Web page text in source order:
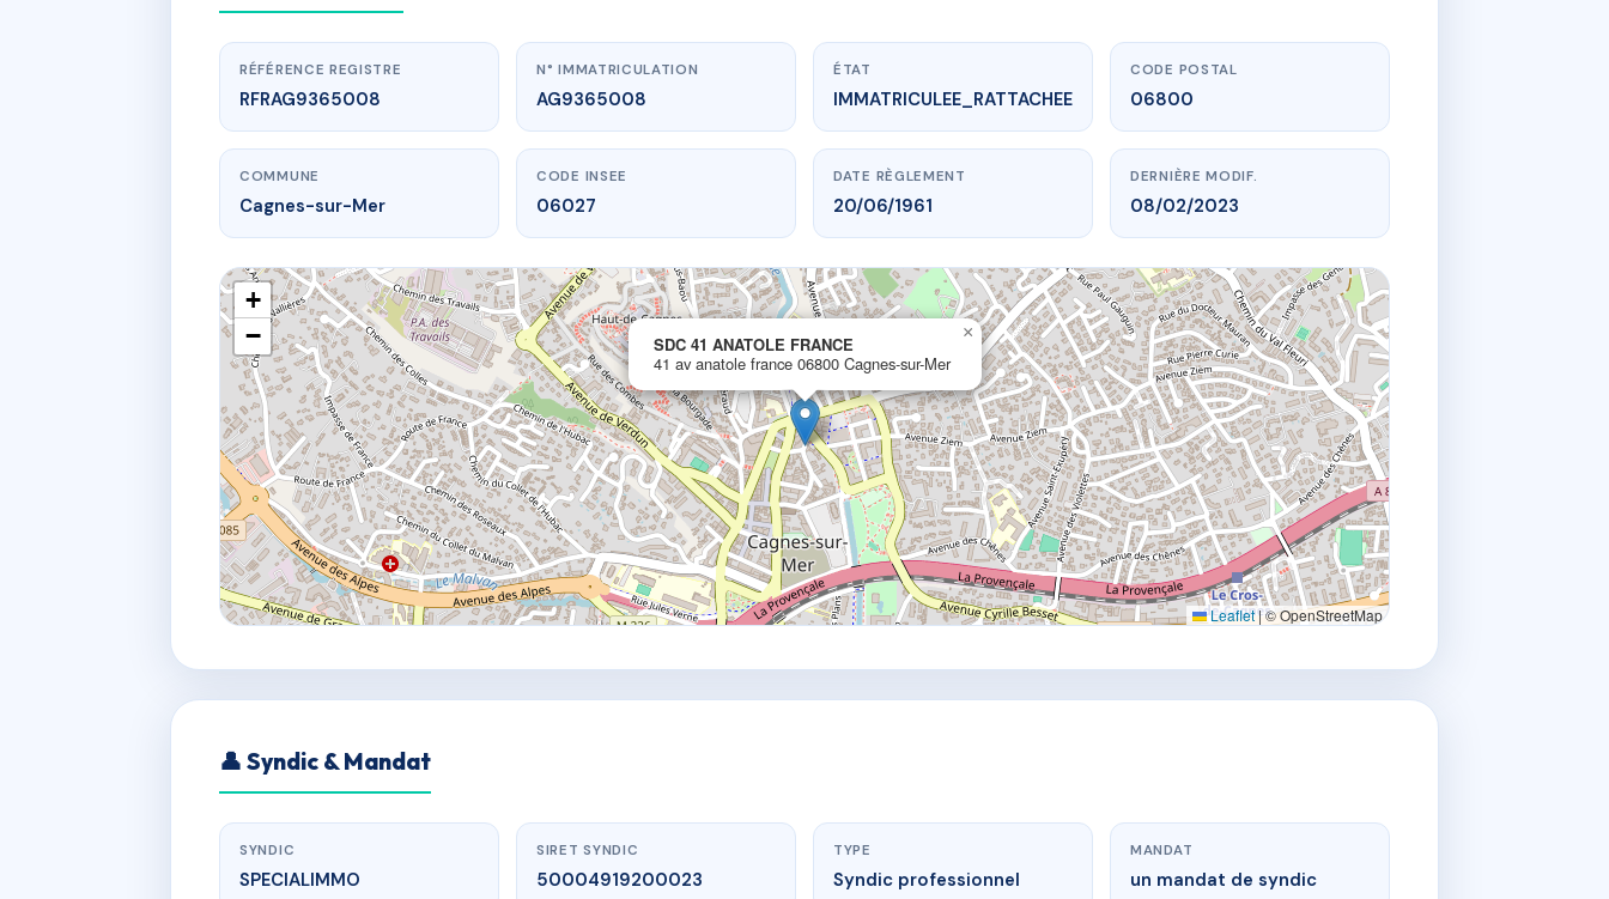
www.vme.plus/AG9365008
SDC 41 ANATOLE FRANCE
41 av anatole france06800 Cagnes-sur-Mer
RÉFÉRENCE REGISTRE
RFRAG9365008
N° IMMATRICULATION
AG9365008
ÉTAT
IMMATRICULEE_RATTACHEE
CODE POSTAL
06800
COMMUNE
Cagnes-sur-Mer
CODE INSEE
06027
DATE RÈGLEMENT
20/06/1961
DERNIÈRE MODIF.
08/02/2023
SDC 41 ANATOLE FRANCE
41 av anatole france 06800 Cagnes-sur-Mer
×
+
−
Leaflet|© OpenStreetMap
👤 Syndic & Mandat
SYNDIC
SPECIALIMMO
SIRET SYNDIC
50004919200023
TYPE
Syndic professionnel
MANDAT
un mandat de syndic